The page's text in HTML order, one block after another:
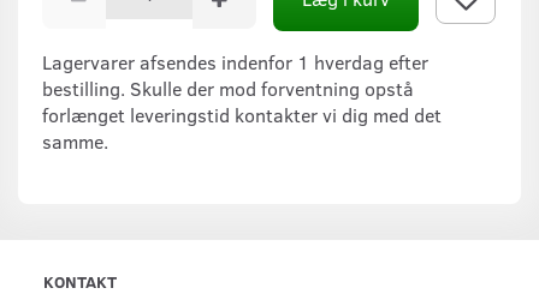
Lagervarer afsendes indenfor 1 hverdag efter
bestilling. Skulle der mod forventning opstå
forlænget leveringstid kontakter vi dig med det
samme.
KONTAKT